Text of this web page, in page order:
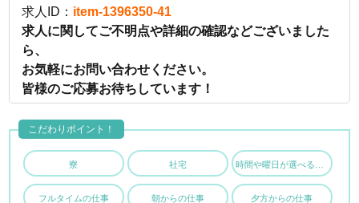
求人ID： item-1396350-41
求人に関してご不明点や詳細の確認などございました
ら、
お気軽にお問い合わせください。
皆様のご応募お待ちしています！
寮 社宅
フルタイムの仕事 朝からの仕事 夕方からの仕事
こだわりポイント！